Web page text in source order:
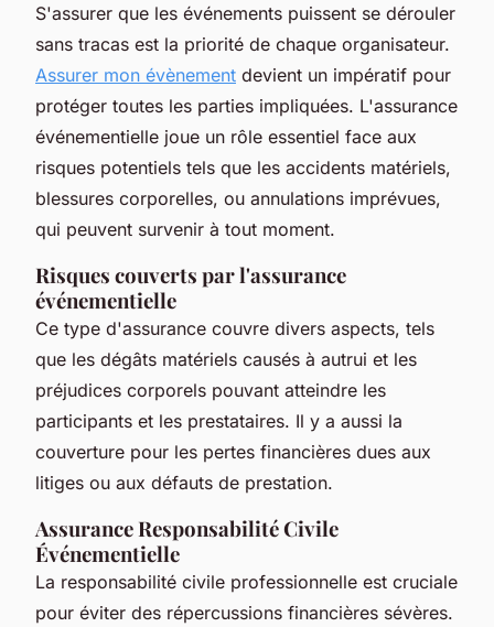
S'assurer que les événements puissent se dérouler
sans tracas est la priorité de chaque organisateur.
Assurer mon évènement devient un impératif pour
protéger toutes les parties impliquées. L'assurance
événementielle joue un rôle essentiel face aux
risques potentiels tels que les accidents matériels,
blessures corporelles, ou annulations imprévues,
qui peuvent survenir à tout moment.
Risques couverts par l'assurance
événementielle
Ce type d'assurance couvre divers aspects, tels
que les dégâts matériels causés à autrui et les
préjudices corporels pouvant atteindre les
participants et les prestataires. Il y a aussi la
couverture pour les pertes financières dues aux
litiges ou aux défauts de prestation.
Assurance Responsabilité Civile
Événementielle
La responsabilité civile professionnelle est cruciale
pour éviter des répercussions financières sévères.